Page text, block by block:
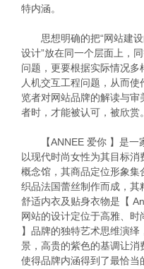
特内涵。
思想明确的把“网站建设
设计”放在同一个层面上，
问题，更要根据实际情况多
人机交互工程问题，从而
览者对网站品牌的解读与审
者时，才能被认可，被欣赏。
【ANNEE 爱你 】是一家
以现代时尚女性为其目标
概念馆，其商品定位形象集
织品法国蕾丝制作而成，其
舒适内衣及贴身衣物是【
网站的设计定位于高雅、
】品牌的独特艺术思维演
景，高贵的紫色的基调让消
使得品牌内涵得到了最恰当